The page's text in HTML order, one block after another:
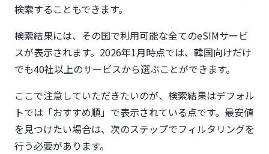
検索することもできます。
検索結果には、その国で利用可能な全てのeSIMサービ
スが表示されます。2026年1月時点では、韓国向けだけ
でも40社以上のサービスから選ぶことができます。
ここで注意していただきたいのが、検索結果はデフォル
トでは「おすすめ順」で表示されている点です。最安値
を見つけたい場合は、次のステップでフィルタリングを
行う必要があります。